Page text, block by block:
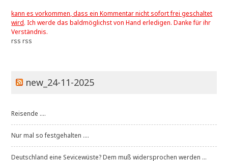
kann es vorkommen, dass ein Kommentar nicht sofort frei geschaltet
wird. Ich werde das baldmöglichst von Hand erledigen. Danke für ihr
Verständnis.
rss rss
new_24-11-2025
Reisende ....
Nur mal so festgehalten ....
Deutschland eine Sevicewüste? Dem muß widersprochen werden ...